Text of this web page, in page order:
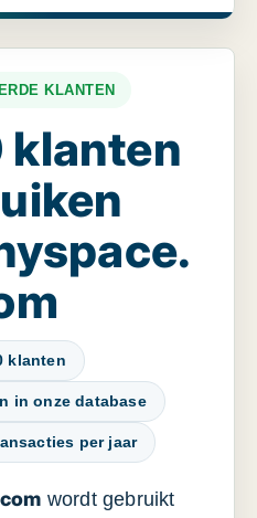
KLANTEN
klanten
in onze database
per jaar
wordt gebruikt